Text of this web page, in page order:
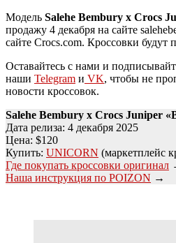
Модель Salehe Bembury x Crocs
продажу 4 декабря на сайте
сайте Crocs.com. Кроссовки будут
Оставайтесь с нами и
наши Telegram и VK, чтобы не
новости кроссовок.
Salehe Bembury x Crocs Juniper
Дата релиза: 4 декабря 2025
Цена: $120
Купить: UNICORN (маркетплейс
Где покупать кроссовки оригинал
Наша инструкция по POIZON →